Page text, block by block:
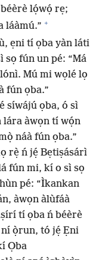
lọ́wọ́ rẹ;
láàmú.” +
ẹni tí ọba yàn láti
sọ fún un pé: “Má
Mú mi wọlé lọ
fún ọba.”
síwájú ọba, ó sì
lára àwọn tí wọ́n
náà fún ọba.”
rẹ̀ ń jẹ́ Bẹtiṣásárì
fún mi, kí o sì sọ
pé: “Ìkankan
àwọn àlùfáà
tí ọba ń béèrè
ọ̀run, tó jẹ́ Ẹni
Ọba